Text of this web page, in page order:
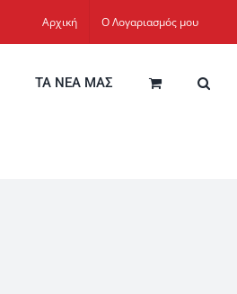
Αρχική Ο Λογαριασμός μου
ΤΑ ΝΕΑ ΜΑΣ